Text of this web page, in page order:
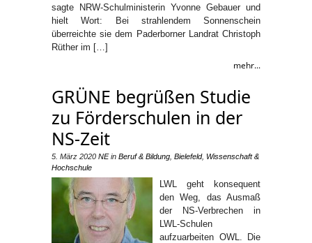
sagte NRW-Schulministerin Yvonne Gebauer und
hielt Wort: Bei strahlendem Sonnenschein
überreichte sie dem Paderborner Landrat Christoph
Rüther im […]
mehr...
GRÜNE begrüßen Studie
zu Förderschulen in der
NS-Zeit
5. März 2020 NEin Beruf & Bildung Bielefeld, Wissenschaft &
Hochschule
LWL geht konsequent
den Weg, das Ausmaß
der NS-Verbrechen in
LWL-Schulen
aufzuarbeiten OWL. Die